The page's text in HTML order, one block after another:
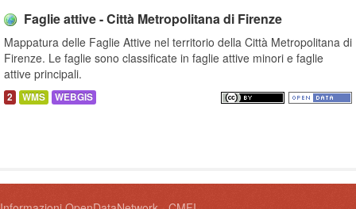
Faglie attive - Città Metropolitana di Firenze
Mappatura delle Faglie Attive nel territorio della Città Metropolitana di
Firenze. Le faglie sono classificate in faglie attive minori e faglie
attive principali.
2 WMS WEBGIS